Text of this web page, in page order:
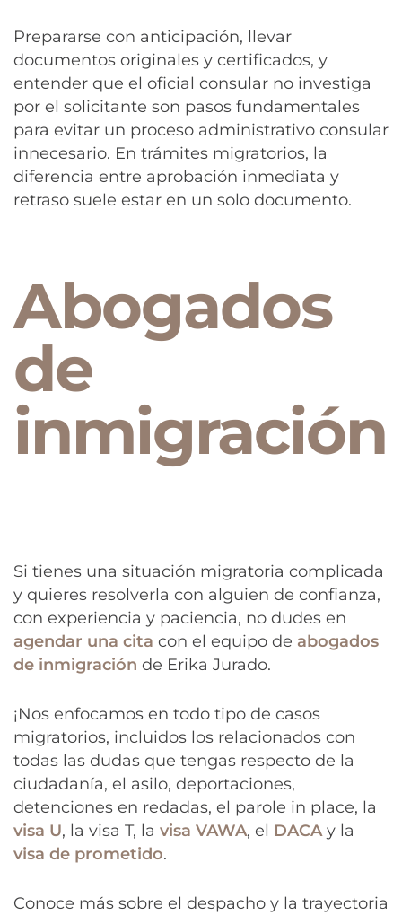
Prepararse con anticipación, llevar
documentos originales y certificados, y
entender que el oficial consular no investiga
por el solicitante son pasos fundamentales
para evitar un proceso administrativo consular
innecesario. En trámites migratorios, la
diferencia entre aprobación inmediata y
retraso suele estar en un solo documento.
Abogados
de
inmigración
Si tienes una situación migratoria complicada
y quieres resolverla con alguien de confianza,
con experiencia y paciencia, no dudes en
agendar una cita con el equipo de abogados
de inmigración de Erika Jurado.
¡Nos enfocamos en todo tipo de casos
migratorios, incluidos los relacionados con
todas las dudas que tengas respecto de la
ciudadanía, el asilo, deportaciones,
detenciones en redadas, el parole in place, la
visa U, la visa T, la visa VAWA, el DACAy la
visa de prometido.
Conoce más sobre el despacho y la trayectoria